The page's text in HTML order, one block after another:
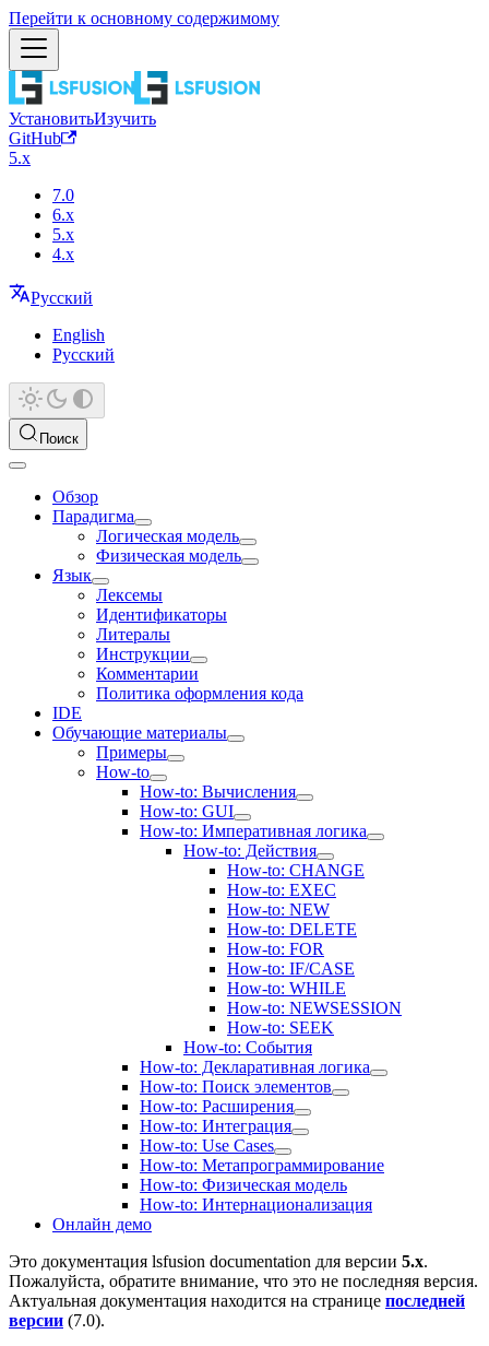
Перейти к основному содержимому
УстановитьИзучить
GitHub
5.x
7.0
6.x
5.x
4.x
Русский
English
Русский
Поиск
Обзор
Парадигма
Логическая модель
Физическая модель
Язык
Лексемы
Идентификаторы
Литералы
Инструкции
Комментарии
Политика оформления кода
IDE
Обучающие материалы
Примеры
How-to
How-to: Вычисления
How-to: GUI
How-to: Императивная логика
How-to: Действия
How-to: CHANGE
How-to: EXEC
How-to: NEW
How-to: DELETE
How-to: FOR
How-to: IF/CASE
How-to: WHILE
How-to: NEWSESSION
How-to: SEEK
How-to: События
How-to: Декларативная логика
How-to: Поиск элементов
How-to: Расширения
How-to: Интеграция
How-to: Use Cases
How-to: Метапрограммирование
How-to: Физическая модель
How-to: Интернационализация
Онлайн демо
Это документация lsfusion documentation для версии 5.x.
Пожалуйста, обратите внимание, что это не последняя версия.
Актуальная документация находится на странице последней
версии (7.0).